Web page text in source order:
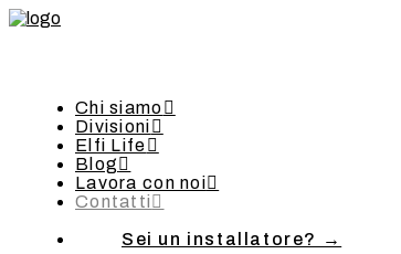
Chi siamo
Divisioni
Elfi Life
Blog
Lavora con noi
Contatti
Sei un installatore? →